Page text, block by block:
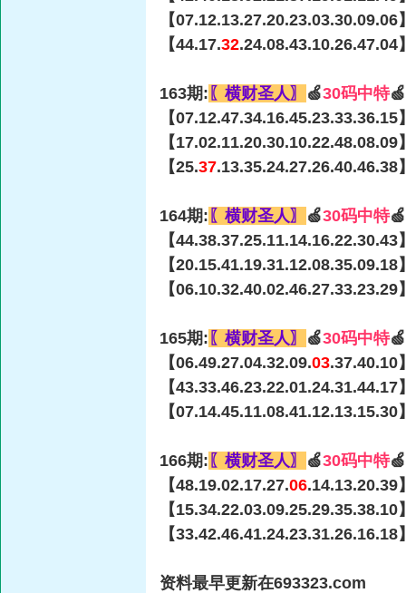
【07.12.13.27.20.23.03.30.09.06
【44.17.32.24.08.43.10.26.47.04
163期: 〖横财圣人〗 🍏30码中特
【07.12.47.34.16.45.23.33.36.15
【17.02.11.20.30.10.22.48.08.09
【25.37.13.35.24.27.26.40.46.38
164期: 〖横财圣人〗 🍏30码中特
【44.38.37.25.11.14.16.22.30.43
【20.15.41.19.31.12.08.35.09.18
【06.10.32.40.02.46.27.33.23.29
165期: 〖横财圣人〗 🍏30码中特
【06.49.27.04.32.09.03.37.40.10
【43.33.46.23.22.01.24.31.44.17
【07.14.45.11.08.41.12.13.15.30
166期: 〖横财圣人〗 🍏30码中特
【48.19.02.17.27.06.14.13.20.39
【15.34.22.03.09.25.29.35.38.10
【33.42.46.41.24.23.31.26.16.18
资料最早更新在693323.com